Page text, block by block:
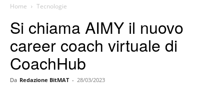
Home Tecnologie
Si chiama AIMY il nuovo
career coach virtuale di
CoachHub
Da Redazione BitMAT - 28/03/2023